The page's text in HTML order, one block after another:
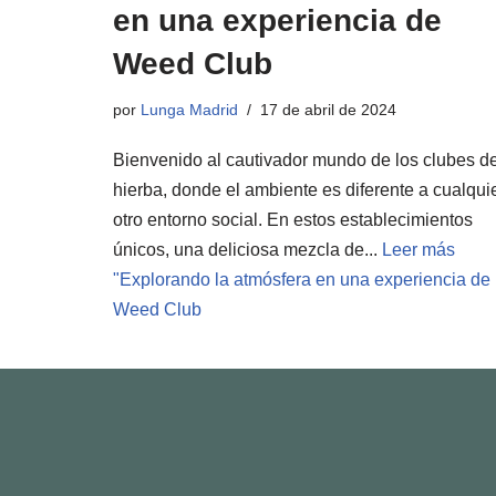
en una experiencia de
Weed Club
por Lunga Madrid 17 de abril de 2024
Bienvenido al cautivador mundo de los clubes
hierba, donde el ambiente es diferente a
otro entorno social. En estos establecimientos
únicos, una deliciosa mezcla de... Leer más
"Explorando la atmósfera en una experiencia de
Weed Club